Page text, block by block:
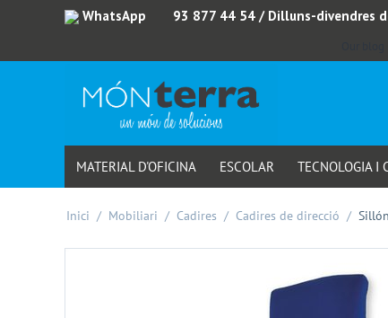
WhatsApp 93 877 44 54 / Dilluns-divendres
MATERIAL D'OFICINA ESCOLAR TECNOLOGIA I
Inici / Mobiliari / Cadires / Cadires de direcció /